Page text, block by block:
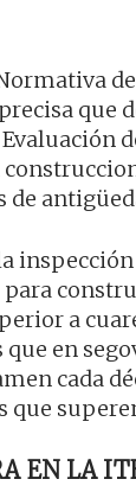
que
de
para
a
en
cada
que
EN LA